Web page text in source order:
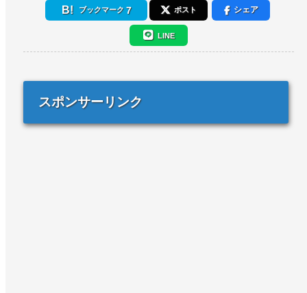
ブックマーク 7 ポスト シェア
LINE
スポンサーリンク